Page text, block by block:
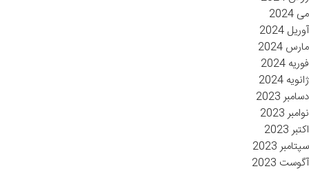
می 2024
آوریل 2024
مارس 2024
فوریه 2024
ژانویه 2024
دسامبر 2023
نوامبر 2023
اکتبر 2023
سپتامبر 2023
آگوست 2023